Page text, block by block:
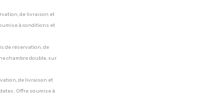
de livraison et
à conditions et
de réservation, de
chambre double, sur
de livraison et
Offre soumise à